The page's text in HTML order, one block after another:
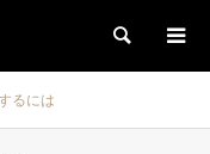
検索
るには